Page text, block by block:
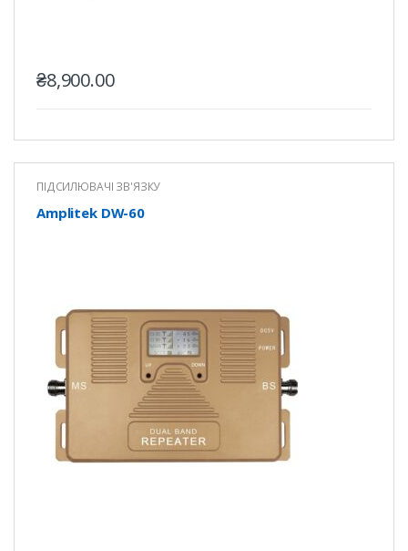
₴8,900.00
ПІДСИЛЮВАЧІ ЗВ'ЯЗКУ
Amplitek DW-60